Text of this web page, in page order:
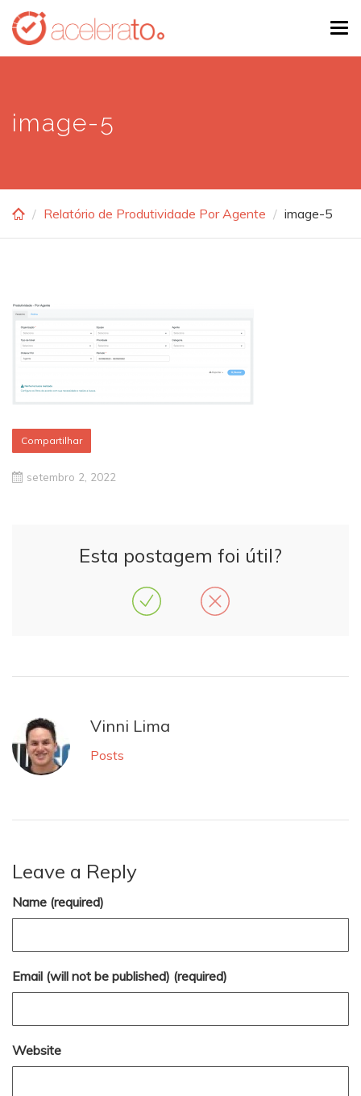
Skip
main
image-5
Relatório de Produtividade Por Agente image-5
Compartilhar
setembro 2, 2022
Esta postagem foi útil?
Vinni Lima
Posts
Leave a Reply
Name (required)
Email (will not be published) (required)
Website